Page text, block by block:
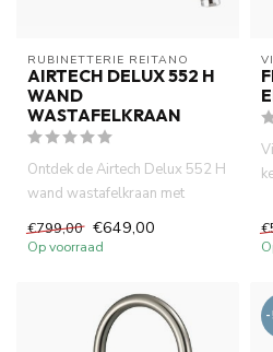
RUBINETTERIE REITANO
AIRTECH DELUX 552 H
WAND
WASTAFELKRAAN
Ontdek de Airtech Delux 552 H
wand wastafelkraan met
hoogwaardig chroom,
duurzaa...
€799,00 €649,00
Op voorraad